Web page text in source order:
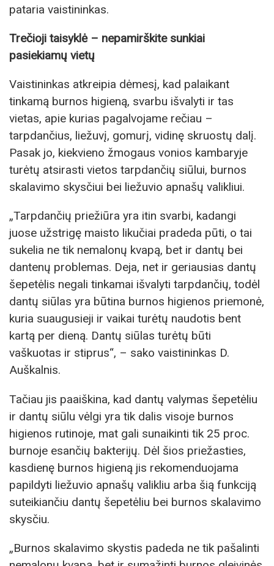
pataria vaistininkas.
Trečioji taisyklė – nepamirškite sunkiai
pasiekiamų vietų
Vaistininkas atkreipia dėmesį, kad palaikant
tinkamą burnos higieną, svarbu išvalyti ir tas
vietas, apie kurias pagalvojame rečiau –
tarpdančius, liežuvį, gomurį, vidinę skruostų dalį.
Pasak jo, kiekvieno žmogaus vonios kambaryje
turėtų atsirasti vietos tarpdančių siūlui, burnos
skalavimo skysčiui bei liežuvio apnašų valikliui.
„Tarpdančių priežiūra yra itin svarbi, kadangi
juose užstrigę maisto likučiai pradeda pūti, o tai
sukelia ne tik nemalonų kvapą, bet ir dantų bei
dantenų problemas. Deja, net ir geriausias dantų
šepetėlis negali tinkamai išvalyti tarpdančių, todėl
dantų siūlas yra būtina burnos higienos priemonė,
kuria suaugusieji ir vaikai turėtų naudotis bent
kartą per dieną. Dantų siūlas turėtų būti
vaškuotas ir stiprus“, – sako vaistininkas D.
Auškalnis.
Tačiau jis paaiškina, kad dantų valymas šepetėliu
ir dantų siūlu vėlgi yra tik dalis visoje burnos
higienos rutinoje, mat gali sunaikinti tik 25 proc.
burnoje esančių bakterijų. Dėl šios priežasties,
kasdienę burnos higieną jis rekomenduojama
papildyti liežuvio apnašų valikliu arba šią funkciją
suteikiančiu dantų šepetėliu bei burnos skalavimo
skysčiu.
„Burnos skalavimo skystis padeda ne tik pašalinti